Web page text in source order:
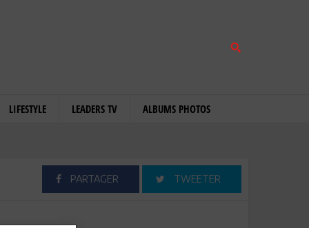
LIFESTYLE LEADERS TV ALBUMS PHOTOS
PARTAGER TWEETER